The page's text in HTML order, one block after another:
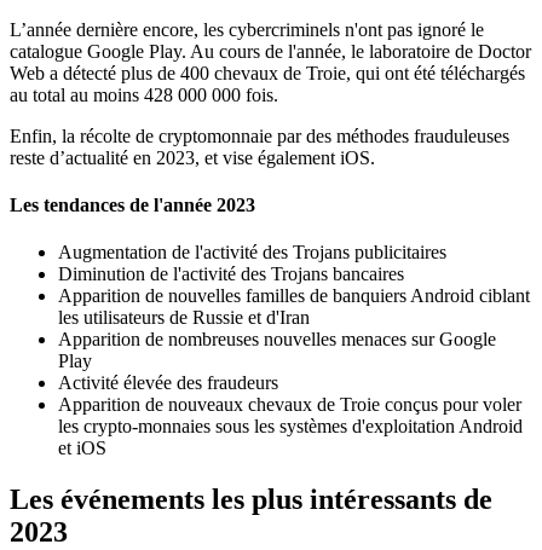
L’année dernière encore, les cybercriminels n'ont pas ignoré le
catalogue Google Play. Au cours de l'année, le laboratoire de Doctor
Web a détecté plus de 400 chevaux de Troie, qui ont été téléchargés
au total au moins 428 000 000 fois.
Enfin, la récolte de cryptomonnaie par des méthodes frauduleuses
reste d’actualité en 2023, et vise également iOS.
Les tendances de l'année 2023
Augmentation de l'activité des Trojans publicitaires
Diminution de l'activité des Trojans bancaires
Apparition de nouvelles familles de banquiers Android ciblant
les utilisateurs de Russie et d'Iran
Apparition de nombreuses nouvelles menaces sur Google
Play
Activité élevée des fraudeurs
Apparition de nouveaux chevaux de Troie conçus pour voler
les crypto-monnaies sous les systèmes d'exploitation Android
et iOS
Les événements les plus intéressants de
2023